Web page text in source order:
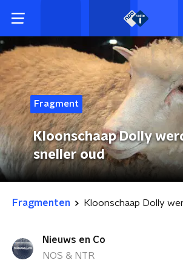
Fragment
Kloonschaap Dolly
sneller oud
Fragmenten Kloonschaap Dolly
Nieuws en Co
NOS & NTR